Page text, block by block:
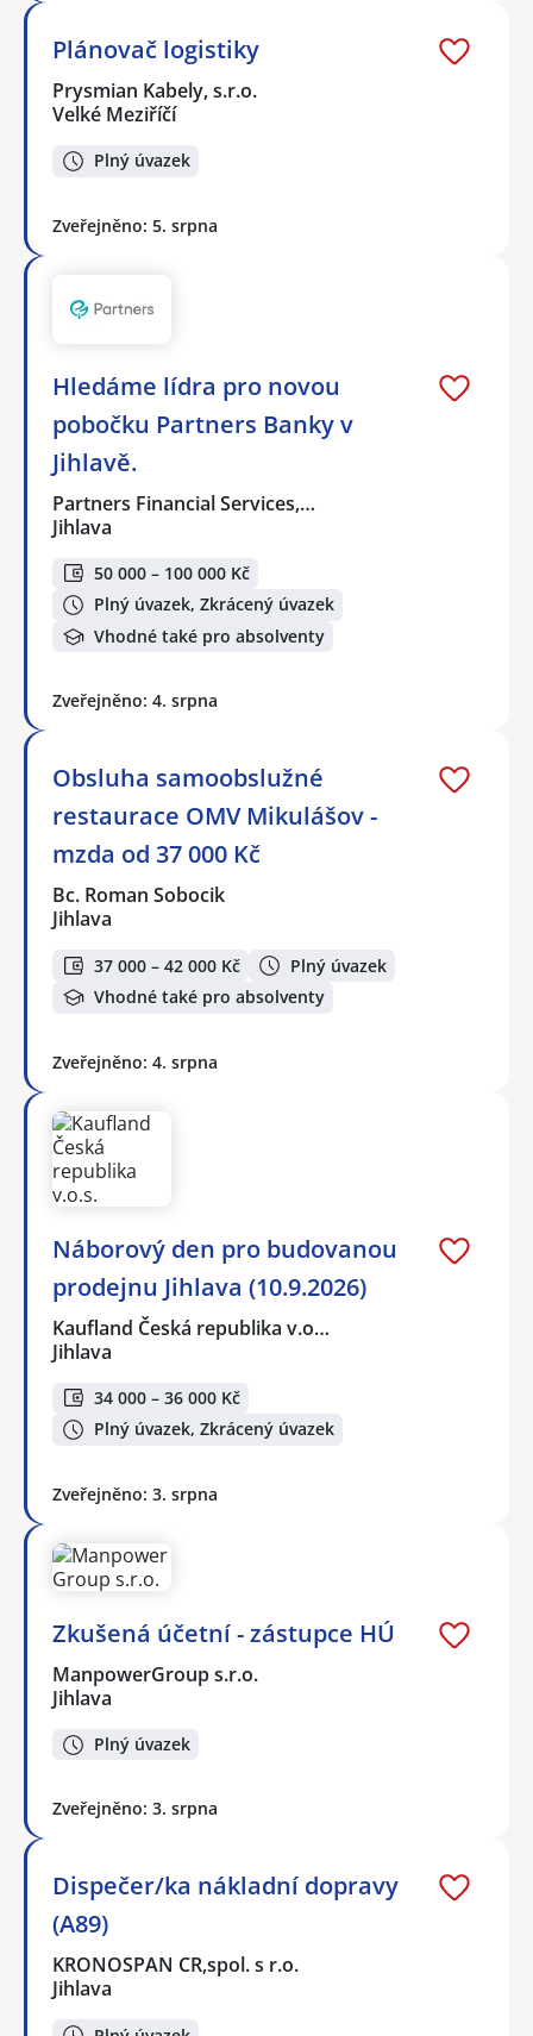
Plánovač logistiky
Prysmian Kabely, s.r.o.
Velké Meziříčí
Plný úvazek
Zveřejněno: 5. srpna
Hledáme lídra pro novou
pobočku Partners Banky v
Jihlavě.
Partners Financial Services,…
Jihlava
50 000 – 100 000 Kč
Plný úvazek, Zkrácený úvazek
Vhodné také pro absolventy
Zveřejněno: 4. srpna
Obsluha samoobslužné
restaurace OMV Mikulášov -
mzda od 37 000 Kč
Bc. Roman Sobocik
Jihlava
37 000 – 42 000 Kč
Plný úvazek
Vhodné také pro absolventy
Zveřejněno: 4. srpna
Náborový den pro budovanou
prodejnu Jihlava (10.9.2026)
Kaufland Česká republika v.o…
Jihlava
34 000 – 36 000 Kč
Plný úvazek, Zkrácený úvazek
Zveřejněno: 3. srpna
Zkušená účetní - zástupce HÚ
ManpowerGroup s.r.o.
Jihlava
Plný úvazek
Zveřejněno: 3. srpna
Dispečer/ka nákladní dopravy
(A89)
KRONOSPAN CR,spol. s r.o.
Jihlava